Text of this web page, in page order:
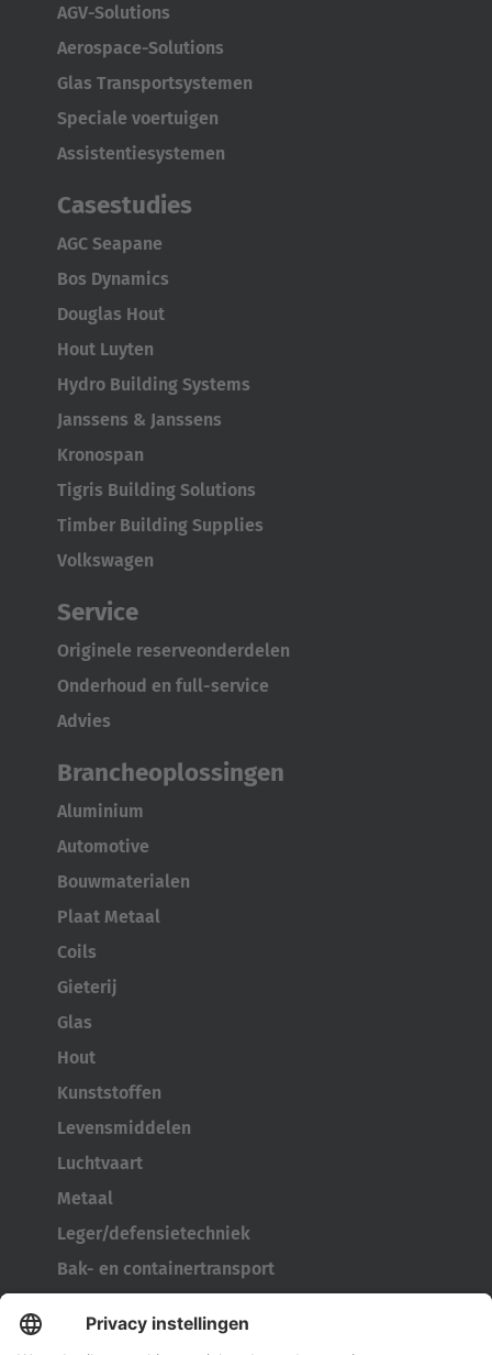
AMERICA
Brasil
Português
United States
English
ASIA/PACIFIC
Australia
English
Japan
Japanese
Türkiye
Türkçe
AGV-Solutions
Aerospace-Solutions
Glas Transportsystemen
Speciale voertuigen
Assistentiesystemen
Casestudies
AGC Seapane
Bos Dynamics
Douglas Hout
Hout Luyten
Hydro Building Systems
Janssens & Janssens
Kronospan
Tigris Building Solutions
Timber Building Supplies
Volkswagen
Service
Originele reserveonderdelen
Onderhoud en full-service
Advies
Brancheoplossingen
Aluminium
Automotive
Bouwmaterialen
Plaat Metaal
Coils
Gieterij
Glas
Hout
Kunststoffen
Levensmiddelen
Luchtvaart
Metaal
Leger/defensietechniek
Bak- en containertransport
Kabelhaspeltransporter